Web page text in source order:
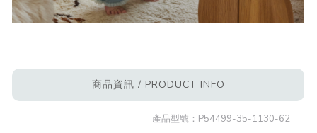
商品資訊 / PRODUCT INFO
產品型號： P54499-35-1130-62